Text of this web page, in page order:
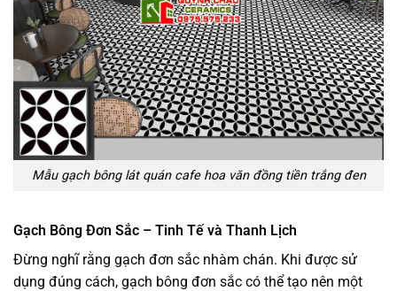
Mẫu gạch bông lát quán cafe hoa văn đồng tiền trắng đen
Gạch Bông Đơn Sắc – Tinh Tế và Thanh Lịch
Đừng nghĩ rằng gạch đơn sắc nhàm chán. Khi được sử
dụng đúng cách, gạch bông đơn sắc có thể tạo nên một